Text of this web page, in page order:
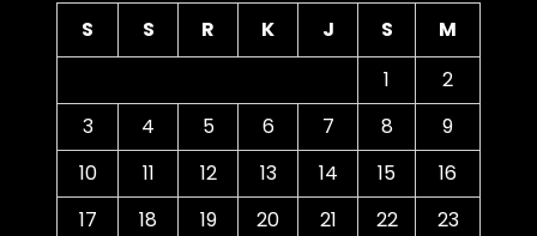
S S R K J S
M
1
2
3
4 5 6 7 8
9
10
11 12 13 14 15
16
17
18 19 20 21 22
23